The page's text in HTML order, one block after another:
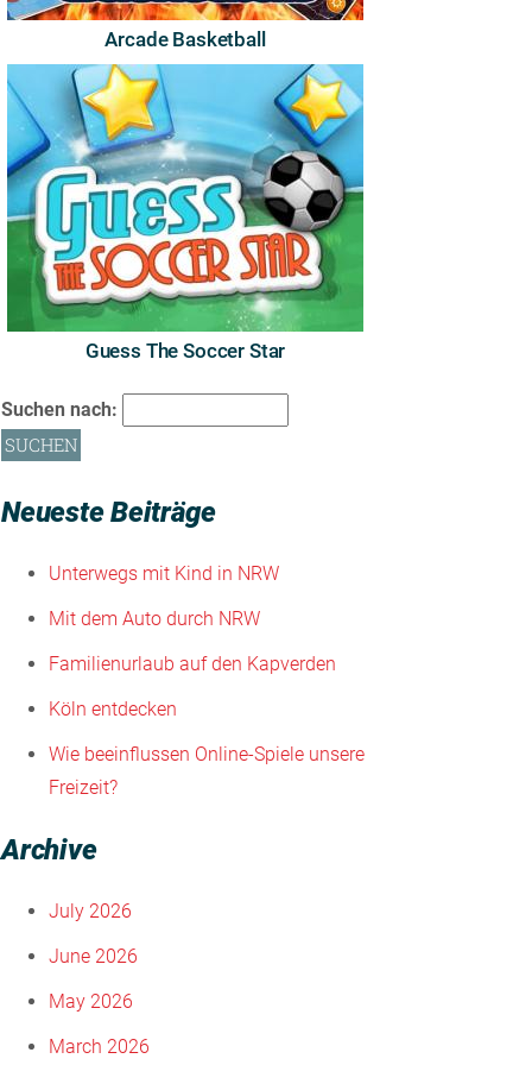
Arcade Basketball
Guess The Soccer Star
Suchen nach:
Neueste Beiträge
Unterwegs mit Kind in NRW
Mit dem Auto durch NRW
Familienurlaub auf den Kapverden
Köln entdecken
Wie beeinflussen Online-Spiele unsere
Freizeit?
Archive
July 2026
June 2026
May 2026
March 2026